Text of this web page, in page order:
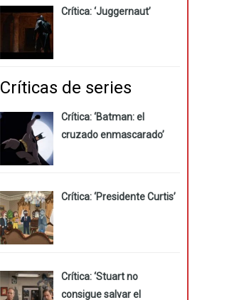
Crítica: ‘Juggernaut’
Críticas de series
Crítica: ‘Batman: el
cruzado enmascarado’
Crítica: ‘Presidente Curtis’
Crítica: ‘Stuart no
consigue salvar el